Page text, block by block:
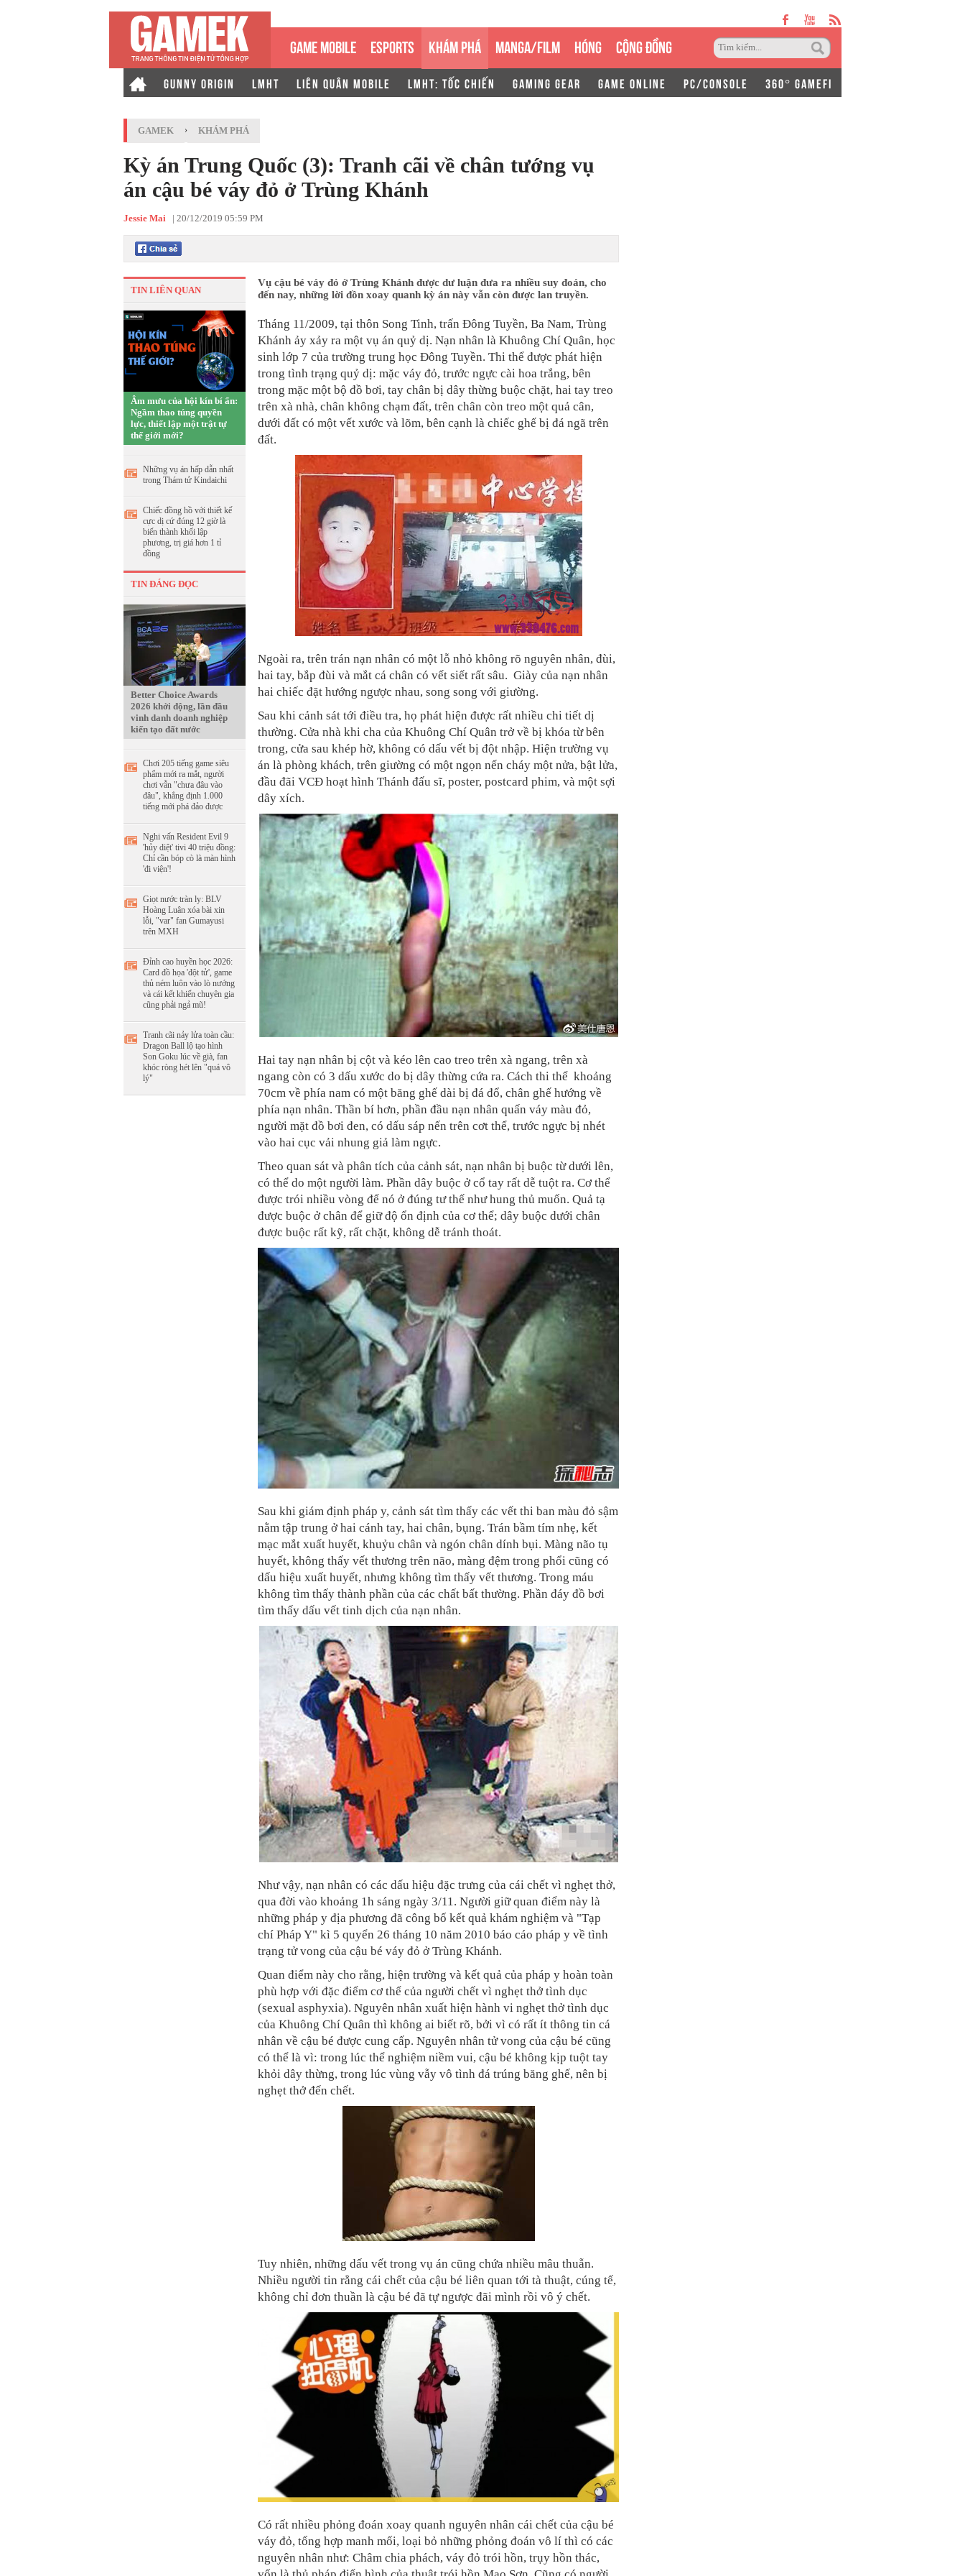
GAME MOBILE ESPORTS KHÁM PHÁ MANGA/FILM HÓNG CỘNG ĐỒNG
GUNNY ORIGIN LMHT LIÊN QUÂN MOBILE LMHT: TỐC CHIẾN GAMING GEAR GAME ONLINE PC/CONSOLE 360° GAMEFI
GAMEK › KHÁM PHÁ
Kỳ án Trung Quốc (3): Tranh cãi về chân tướng vụ
án cậu bé váy đỏ ở Trùng Khánh
Jessie Mai | 20/12/2019 05:59 PM
TIN LIÊN QUAN
Âm mưu của hội kín bí ẩn:
Ngầm thao túng quyền
lực, thiết lập một trật tự
thế giới mới?
Những vụ án hấp dẫn nhất
trong Thám tử Kindaichi
Chiếc đồng hồ với thiết kế
cực dị cứ đúng 12 giờ là
biến thành khối lập
phương, trị giá hơn 1 tỉ
đồng
TIN ĐÁNG ĐỌC
Better Choice Awards
2026 khởi động, lần đầu
vinh danh doanh nghiệp
kiến tạo đất nước
Chơi 205 tiếng game siêu
phẩm mới ra mắt, người
chơi vẫn "chưa đâu vào
đâu", khẳng định 1.000
tiếng mới phá đảo được
Nghi vấn Resident Evil 9
'hủy diệt' tivi 40 triệu đồng:
Chỉ cần bóp cò là màn hình
'đi viện'!
Giọt nước tràn ly: BLV
Hoàng Luân xóa bài xin
lỗi, "var" fan Gumayusi
trên MXH
Đỉnh cao huyền học 2026:
Card đồ họa 'đột tử', game
thủ ném luôn vào lò nướng
và cái kết khiến chuyên gia
cũng phải ngả mũ!
Tranh cãi nảy lửa toàn cầu:
Dragon Ball lộ tạo hình
Son Goku lúc về già, fan
khóc ròng hét lên "quá vô
lý"
Vụ cậu bé váy đỏ ở Trùng Khánh được dư luận đưa ra nhiều suy đoán, cho
đến nay, những lời đồn xoay quanh kỳ án này vẫn còn được lan truyền.
Tháng 11/2009, tại thôn Song Tinh, trấn Đông Tuyền, Ba Nam, Trùng
Khánh ảy xảy ra một vụ án quỷ dị. Nạn nhân là Khuông Chí Quân, học
sinh lớp 7 của trường trung học Đông Tuyền. Thi thể được phát hiện
trong tình trạng quỷ dị: mặc váy đỏ, trước ngực cài hoa trắng, bên
trong mặc một bộ đồ bơi, tay chân bị dây thừng buộc chặt, hai tay treo
trên xà nhà, chân không chạm đất, trên chân còn treo một quả cân,
dưới đất có một vết xước và lõm, bên cạnh là chiếc ghế bị đá ngã trên
đất.
Ngoài ra, trên trán nạn nhân có một lỗ nhỏ không rõ nguyên nhân, đùi,
hai tay, bắp đùi và mắt cá chân có vết siết rất sâu. Giày của nạn nhân
hai chiếc đặt hướng ngược nhau, song song với giường.
Sau khi cảnh sát tới điều tra, họ phát hiện được rất nhiều chi tiết dị
thường. Cửa nhà khi cha của Khuông Chí Quân trở về bị khóa từ bên
trong, cửa sau khép hờ, không có dấu vết bị đột nhập. Hiện trường vụ
án là phòng khách, trên giường có một ngọn nến cháy một nửa, bật lửa,
đầu đãi VCĐ hoạt hình Thánh đấu sĩ, poster, postcard phim, và một sợi
dây xích.
Hai tay nạn nhân bị cột và kéo lên cao treo trên xà ngang, trên xà
ngang còn có 3 dấu xước do bị dây thừng cứa ra. Cách thi thể khoảng
70cm về phía nam có một băng ghế dài bị đá đổ, chân ghế hướng về
phía nạn nhân. Thần bí hơn, phần đầu nạn nhân quấn váy màu đỏ,
người mặt đồ bơi đen, có dấu sáp nến trên cơt thể, trước ngực bị nhét
vào hai cục vải nhung giả làm ngực.
Theo quan sát và phân tích của cảnh sát, nạn nhân bị buộc từ dưới lên,
có thể do một người làm. Phần dây buộc ở cổ tay rất dễ tuột ra. Cơ thể
được trói nhiều vòng để nó ở đúng tư thế như hung thủ muốn. Quả tạ
được buộc ở chân để giữ độ ổn định của cơ thể; dây buộc dưới chân
được buộc rất kỹ, rất chặt, không dễ tránh thoát.
Sau khi giám định pháp y, cảnh sát tìm thấy các vết thi ban màu đỏ sậm
nằm tập trung ở hai cánh tay, hai chân, bụng. Trán bầm tím nhẹ, kết
mạc mắt xuất huyết, khuỷu chân và ngón chân dính bụi. Màng não tụ
huyết, không thấy vết thương trên não, màng đệm trong phổi cũng có
dấu hiệu xuất huyết, nhưng không tìm thấy vết thương. Trong máu
không tìm thấy thành phần của các chất bất thường. Phần đáy đồ bơi
tìm thấy dấu vết tinh dịch của nạn nhân.
Như vậy, nạn nhân có các dấu hiệu đặc trưng của cái chết vì nghẹt thở,
qua đời vào khoảng 1h sáng ngày 3/11. Người giữ quan điểm này là
những pháp y địa phương đã công bố kết quả khám nghiệm và "Tạp
chí Pháp Y" kì 5 quyển 26 tháng 10 năm 2010 báo cáo pháp y về tình
trạng tử vong của cậu bé váy đỏ ở Trùng Khánh.
Quan điểm này cho rằng, hiện trường và kết quả của pháp y hoàn toàn
phù hợp với đặc điểm cơ thể của người chết vì nghẹt thở tình dục
(sexual asphyxia). Nguyên nhân xuất hiện hành vi nghẹt thở tình dục
của Khuông Chí Quân thì không ai biết rõ, bởi vì có rất ít thông tin cá
nhân về cậu bé được cung cấp. Nguyên nhân tử vong của cậu bé cũng
có thể là vì: trong lúc thể nghiệm niềm vui, cậu bé không kịp tuột tay
khỏi dây thừng, trong lúc vùng vẫy vô tình đá trúng băng ghế, nên bị
nghẹt thở đến chết.
Tuy nhiên, những dấu vết trong vụ án cũng chứa nhiều mâu thuẫn.
Nhiều người tin rằng cái chết của cậu bé liên quan tới tà thuật, cúng tế,
không chỉ đơn thuần là cậu bé đã tự ngược đãi mình rồi vô ý chết.
Có rất nhiều phỏng đoán xoay quanh nguyên nhân cái chết của cậu bé
váy đỏ, tổng hợp manh mối, loại bỏ những phỏng đoán vô lí thì có các
nguyên nhân như: Châm chia phách, váy đỏ trói hồn, trụy hồn thác,